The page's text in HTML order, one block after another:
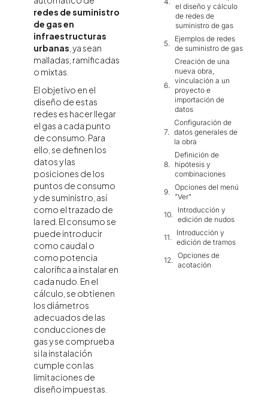
el diseño y cálculo
de redes de
suministro de gas
Ejemplos de redes
de suministro de gas
Creación de una
nueva obra,
vinculación a un
proyecto e
importación de
datos
Configuración de
datos generales de
la obra
Definición de
hipótesis y
combinaciones
Opciones del menú
"Ver"
Introducción y
edición de nudos
Introducción y
edición de tramos
Opciones de
acotación
redes de suministro
de gas en
infraestructuras
urbanas , ya sean
malladas, ramificadas
o mixtas.
El objetivo en el
diseño de estas
redes es hacer llegar
el gas a cada punto
de consumo. Para
ello, se definen los
datos y las
posiciones de los
puntos de consumo
y de suministro, así
como el trazado de
la red. El consumo se
puede introducir
como caudal o
como potencia
calorífica a instalar en
cada nudo. En el
cálculo, se obtienen
los diámetros
adecuados de las
conducciones de
gas y se comprueba
si la instalación
cumple con las
limitaciones de
diseño impuestas.